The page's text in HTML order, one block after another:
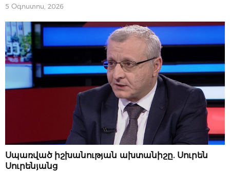
5 Օգոստոս, 2026
ԿԱՐԵՎՈՐԸ
Սպառված իշխանության ախտանիշը. Սուրեն
Սուրենյանց